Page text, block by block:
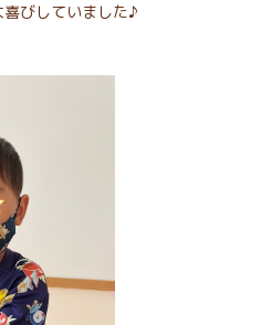
喜びしていました♪